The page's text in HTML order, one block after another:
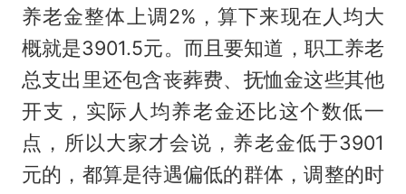
养老金整体上调2%，算下来现在人均大
概就是3901.5元。而且要知道，职工养老
总支出里还包含丧葬费、抚恤金这些其他
开支，实际人均养老金还比这个数低一
点，所以大家才会说，养老金低于3901
元的，都算是待遇偏低的群体，调整的时